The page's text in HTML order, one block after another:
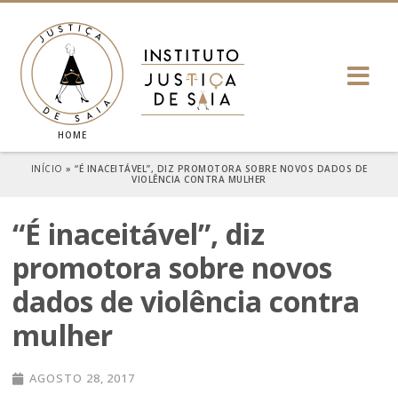
HOME
INÍCIO » “É INACEITÁVEL”, DIZ PROMOTORA SOBRE NOVOS DADOS DE
VIOLÊNCIA CONTRA MULHER
“É inaceitável”, diz
promotora sobre novos
dados de violência contra
mulher
AGOSTO 28, 2017